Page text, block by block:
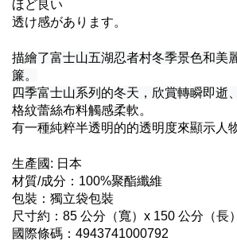
ほど良い
透け感があります。
描繪了富士山五湖忍者村冬季景色和美
簾。
四季富士山系列的冬天，欣賞轉瞬即逝
格紋蕾絲布料觸感柔軟。
有一種純粹半透明的的透明度來顯示人
生產國: 日本
材質/成分：100%聚酯纖維
包裝：獨立袋包裝
尺寸約：85 公分（寬）x 150 公分（長）
國際條碼： 4943741000792